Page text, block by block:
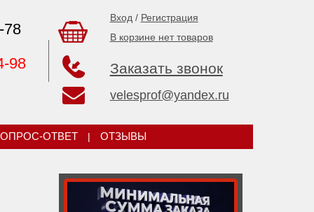
78
98
Вход / Регистрация
В корзине нет товаров
Заказать звонок
velesprof@yandex.ru
ОТВЕТ | ОТЗЫВЫ